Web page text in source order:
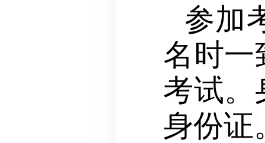
参加
名时一
考试。
身份证